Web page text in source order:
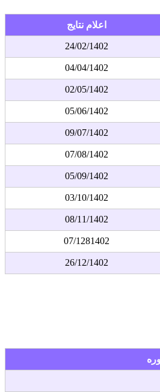
اعلام نتایج
24/02/1402
04/04/1402
02/05/1402
05/06/1402
09/07/1402
07/08/1402
05/09/1402
03/10/1402
08/11/1402
07/1281402
26/12/1402